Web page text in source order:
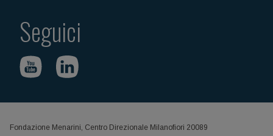
Seguici
Fondazione Menarini, Centro Direzionale Milanofiori 20089